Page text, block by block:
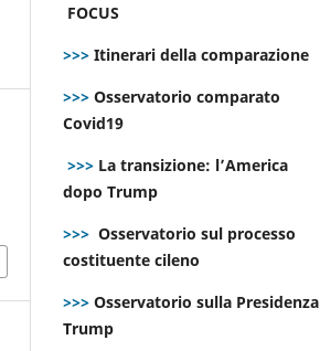
FOCUS
>>> Itinerari della comparazione
>>> Osservatorio comparato
Covid19
>>> La transizione: l’America
dopo Trump
>>> Osservatorio sul processo
costituente cileno
>>> Osservatorio sulla Presidenza
Trump